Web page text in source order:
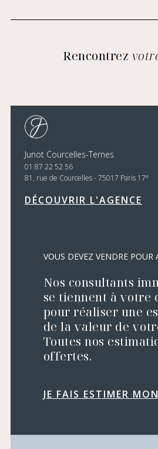
Rencontrez
Junot Courcelles-Ternes
01 87 22 52 56
81, rue de Courcelles - 75017 Paris 17e
DÉCOUVRIR L'AGENCE
VOUS DEVEZ VENDRE POUR
Nos consultants
se tiennent à votre
pour réaliser une
de la valeur de
Toutes nos
offertes.
JE FAIS ESTIMER